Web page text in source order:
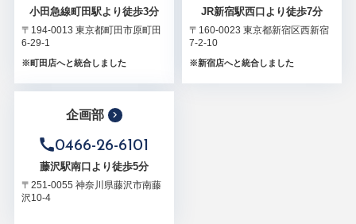
小田急線町田駅より徒歩3分
〒194-0013 東京都町田市原町田
6-29-1
※町田店へと統合しました
JR新宿駅西口より徒歩7分
〒160-0023 東京都新宿区西新宿
7-2-10
※新宿店へと統合しました
企画部
0466-26-6101
藤沢駅南口より徒歩5分
〒251-0055 神奈川県藤沢市南藤
沢10-4